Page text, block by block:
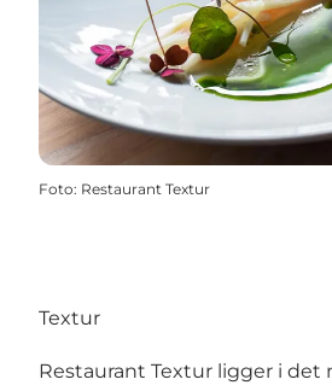
Foto: Restaurant Textur
Textur
Restaurant Textur ligger i det